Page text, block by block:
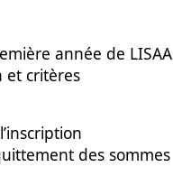
année de LISAA
et critères
des sommes